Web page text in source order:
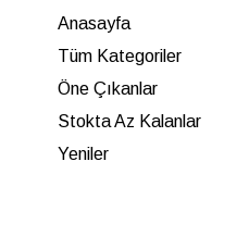
Anasayfa
Tüm Kategoriler
Öne Çıkanlar
Stokta Az Kalanlar
Yeniler